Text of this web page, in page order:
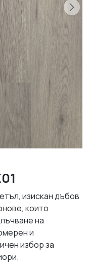
изискан дъбов
които
на
и
избор за